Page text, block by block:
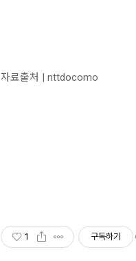
자료출처 | nttdocomo
1 구독하기